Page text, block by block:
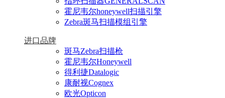
霍尼韦尔honeywell扫描引擎
Zebra斑马扫描模组引擎
进口品牌
斑马Zebra扫描枪
霍尼韦尔Honeywell
得利捷Datalogic
康耐视Cognex
欧光Opticon